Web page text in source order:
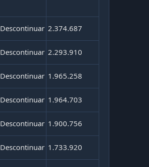
Descontinuar 2.374.687
Descontinuar 2.293.910
Descontinuar 1.965.258
Descontinuar 1.964.703
Descontinuar 1.900.756
Descontinuar 1.733.920